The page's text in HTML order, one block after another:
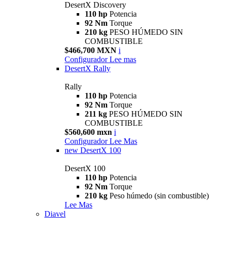
DesertX Discovery
110 hp Potencia
92 Nm Torque
210 kg PESO HÚMEDO SIN
COMBUSTIBLE
$466,700 MXN i
Configurador Lee mas
DesertX Rally
Rally
110 hp Potencia
92 Nm Torque
211 kg PESO HÚMEDO SIN
COMBUSTIBLE
$560,600 mxn i
Configurador Lee Mas
new DesertX 100
DesertX 100
110 hp Potencia
92 Nm Torque
210 kg Peso húmedo (sin combustible)
Lee Mas
Diavel